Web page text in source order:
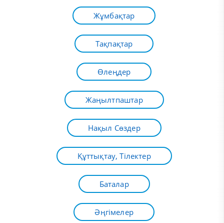
Жұмбақтар
Тақпақтар
Өлеңдер
Жаңылтпаштар
Нақыл Сөздер
Құттықтау, Тілектер
Баталар
Әңгімелер